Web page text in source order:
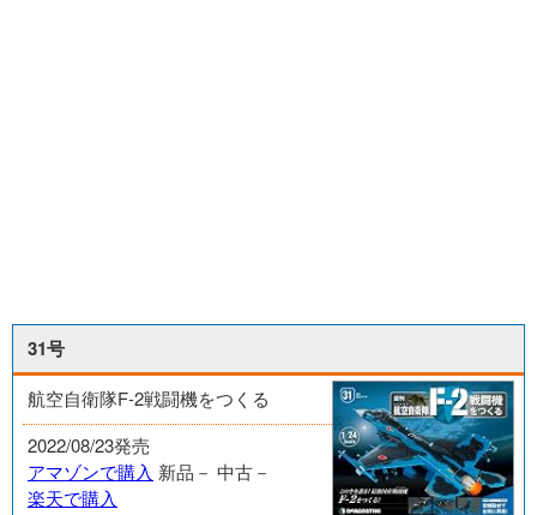
31号
航空自衛隊F-2戦闘機をつくる
2022/08/23発売
アマゾンで購入 新品－ 中古－
楽天で購入